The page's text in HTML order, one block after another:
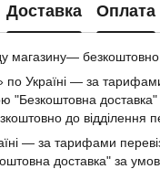
Доставка Оплата
магазину— безкоштовно.
Україні — за
"Безкоштовна
до відділення
— за тарифами
доставка" за